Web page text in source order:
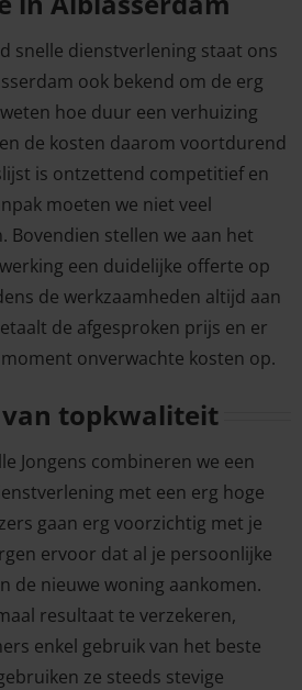
snelle dienstverlening staat ons
ook bekend om de erg
hoe duur een verhuizing
de kosten daarom voortdurend
is ontzettend competitief en
moeten we niet veel
Bovendien stellen we aan het
een duidelijke offerte op
de werkzaamheden altijd aan
de afgesproken prijs en er
onverwachte kosten op.
topkwaliteit
Jongens combineren we een
met een erg hoge
gaan erg voorzichtig met je
ervoor dat al je persoonlijke
de nieuwe woning aankomen.
resultaat te verzekeren,
enkel gebruik van het beste
ze steeds stevige